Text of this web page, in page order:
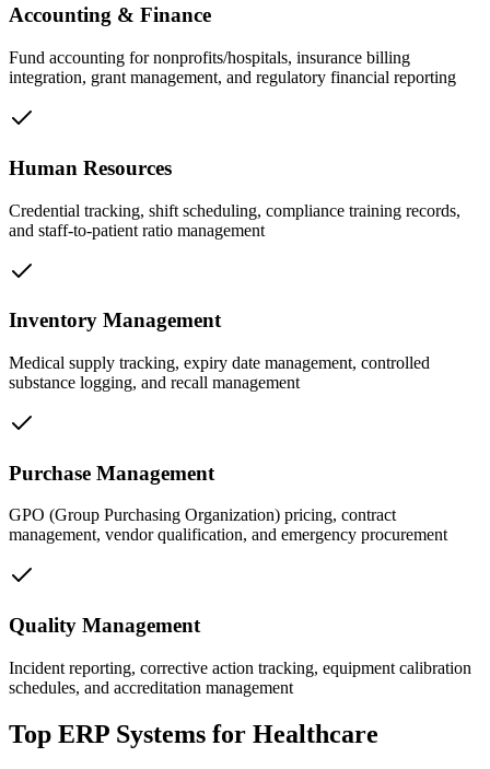
Accounting & Finance
Fund accounting for nonprofits/hospitals, insurance billing
integration, grant management, and regulatory financial reporting
Human Resources
Credential tracking, shift scheduling, compliance training records,
and staff-to-patient ratio management
Inventory Management
Medical supply tracking, expiry date management, controlled
substance logging, and recall management
Purchase Management
GPO (Group Purchasing Organization) pricing, contract
management, vendor qualification, and emergency procurement
Quality Management
Incident reporting, corrective action tracking, equipment calibration
schedules, and accreditation management
Top ERP Systems for Healthcare